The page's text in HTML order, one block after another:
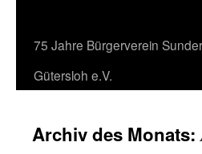
75 Jahre Bürgerverein
Gütersloh e.V.
Archiv des Monats: